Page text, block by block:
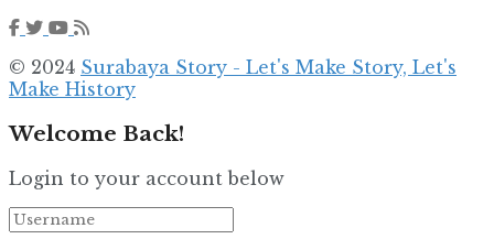
© 2024 Surabaya Story - Let's Make Story, Let's
Make History
Welcome Back!
Login to your account below